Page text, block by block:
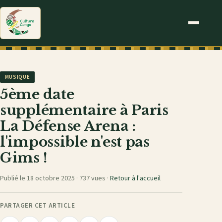
MUSIQUE
5ème date
supplémentaire à Paris
La Défense Arena :
l'impossible n'est pas
Gims !
Publié le 18 octobre 2025 · 737 vues · Retour à l'accueil
PARTAGER CET ARTICLE